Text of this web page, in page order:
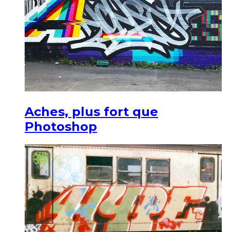
Aches, plus fort que
Photoshop